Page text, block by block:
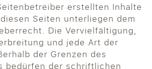
erstellten Inhalte
Seiten unterliegen dem
Die Vervielfältigung,
und jede Art der
der Grenzen des
bedürfen der schriftlichen